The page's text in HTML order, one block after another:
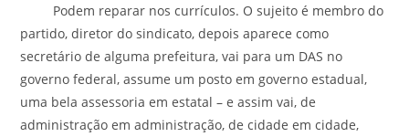
Podem reparar nos currículos. O sujeito é membro do
partido, diretor do sindicato, depois aparece como
secretário de alguma prefeitura, vai para um DAS no
governo federal, assume um posto em governo estadual,
uma bela assessoria em estatal – e assim vai, de
administração em administração, de cidade em cidade,